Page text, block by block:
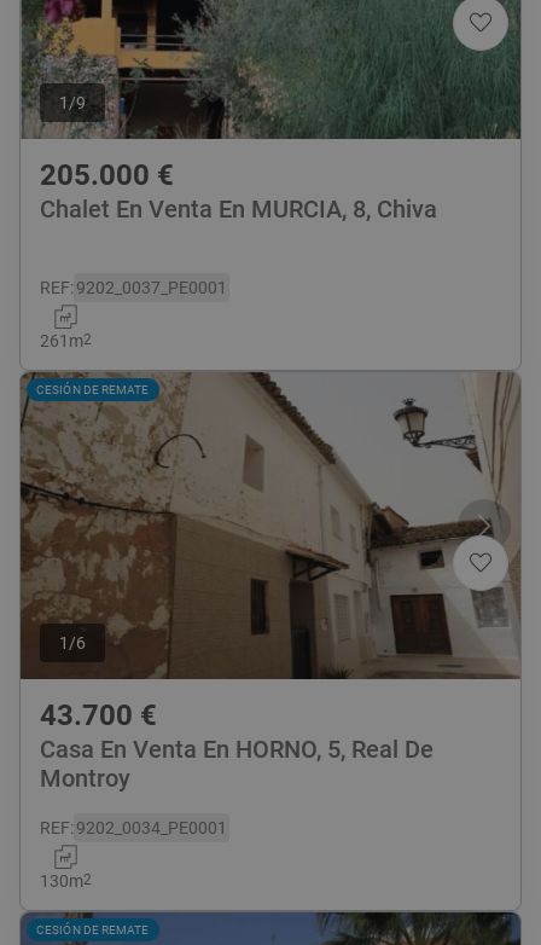
1 /9
205.000 €
Chalet En Venta En MURCIA, 8, Chiva
REF:9202_0037_PE0001
261 m2
1 /6
CESIÓN DE REMATE
43.700 €
Casa En Venta En HORNO, 5, Real De
Montroy
REF:9202_0034_PE0001
130m2
CESIÓN DE REMATE